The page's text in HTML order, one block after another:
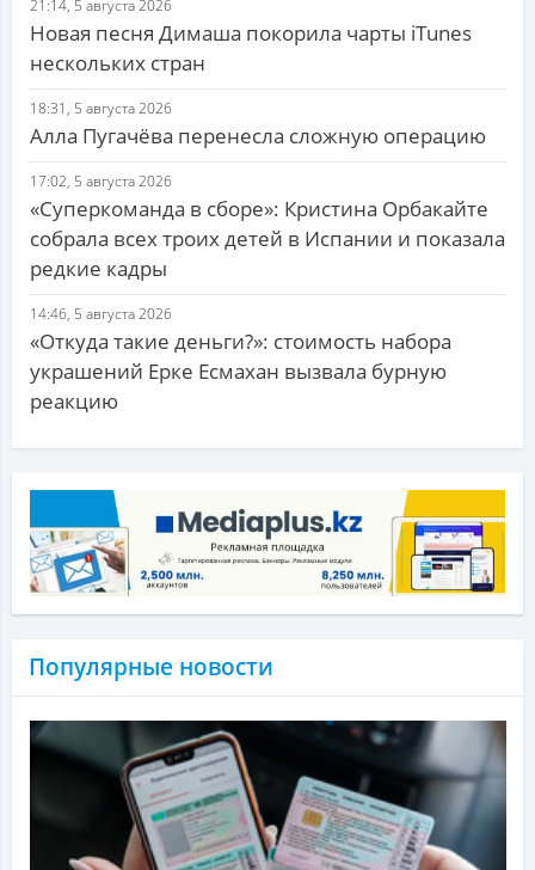
21:14, 5 августа 2026
Новая песня Димаша покорила чарты iTunes
нескольких стран
18:31, 5 августа 2026
Алла Пугачёва перенесла сложную операцию
17:02, 5 августа 2026
«Суперкоманда в сборе»: Кристина Орбакайте
собрала всех троих детей в Испании и показала
редкие кадры
14:46, 5 августа 2026
«Откуда такие деньги?»: стоимость набора
украшений Ерке Есмахан вызвала бурную
реакцию
Популярные новости